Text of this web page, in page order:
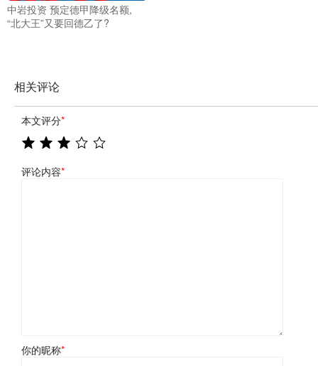
中岩投资 预定德甲降级名额,
“北大王”又要回德乙了?
相关评论
本文评分*
评论内容*
你的昵称*